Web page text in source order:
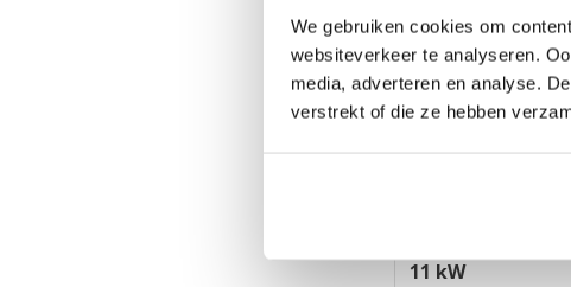
We gebruiken cookies om
websiteverkeer te analyseren.
media, adverteren en analyse.
verstrekt of die ze hebben
Let op: niet elke
het verstandig om
beschikbare
11 kW